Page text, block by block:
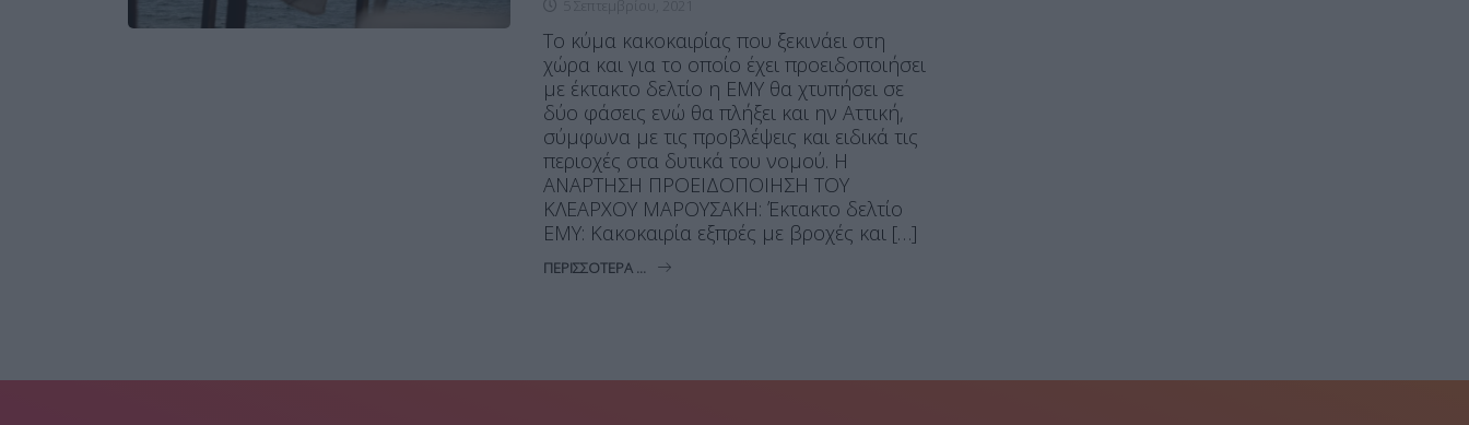
Το κύμα κακοκαιρίας που ξεκινάει στη
χώρα και για το οποίο έχει προειδοποιήσει
με έκτακτο δελτίο η ΕΜΥ θα χτυπήσει σε
δύο φάσεις ενώ θα πλήξει και ην Αττική,
σύμφωνα με τις προβλέψεις και ειδικά τις
περιοχές στα δυτικά του νομού. Η
ΑΝΑΡΤΗΣΗ ΠΡΟΕΙΔΟΠΟΙΗΣΗ ΤΟΥ
ΚΛΕΑΡΧΟΥ ΜΑΡΟΥΣΑΚΗ: Έκτακτο δελτίο
ΕΜΥ: Κακοκαιρία εξπρές με βροχές και […]
ΠΕΡΙΣΣΌΤΕΡΑ ...